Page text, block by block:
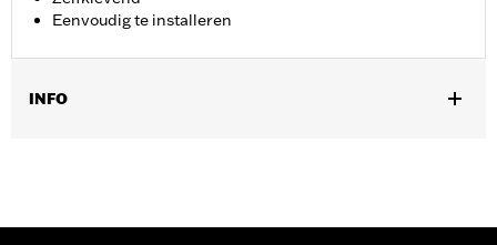
Eenvoudig te installeren
INFO